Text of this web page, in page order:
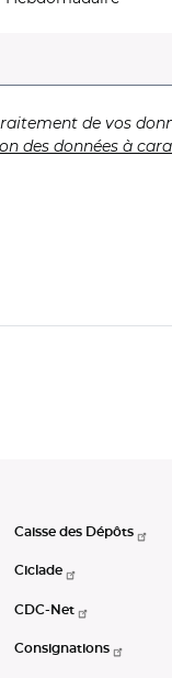
obligatoire)
de vos
des données à
Caisse des Dépôts
Ciclade
CDC-Net
Consignations